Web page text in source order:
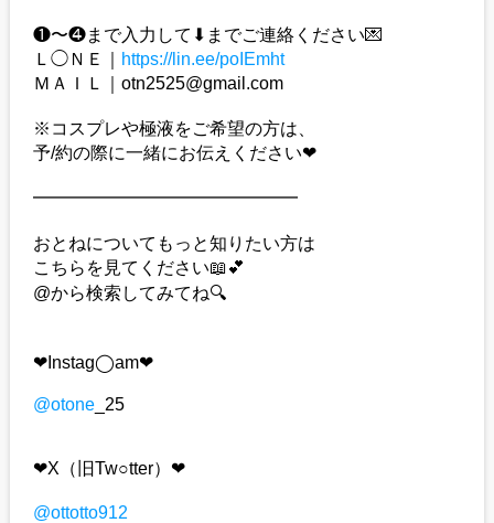
❶〜❹まで入力して⬇︎までご連絡ください💌
Ｌ◯ＮＥ｜ https://lin.ee/poIEmht
ＭＡＩＬ｜otn2525@gmail.com
※コスプレや極液をご希望の方は、
予/約の際に一緒にお伝えください❤︎
━━━━━━━━━━━━━━━
おとねについてもっと知りたい方は
こちらを見てください📖💕
@から検索してみてね🔍
❤︎Instag◯am❤︎
@otone _25
❤︎X（旧Tw○tter）❤︎
@ottotto912